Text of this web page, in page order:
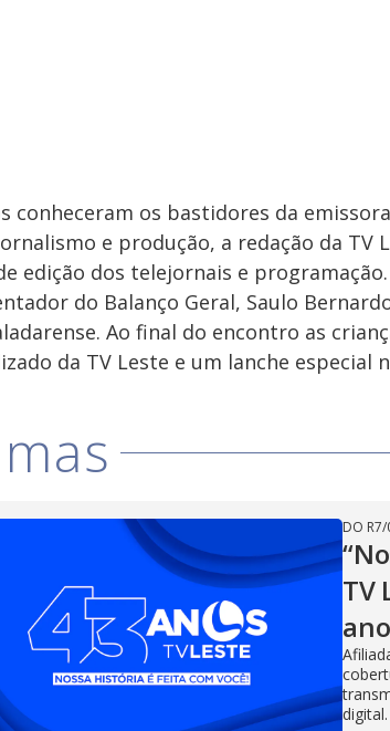
conheceram os bastidores da
e produção, a redação da TV
edição dos telejornais e programação.
do Balanço Geral, Saulo
Ao final do encontro as
da TV Leste e um lanche especial
DO R7/
TV
digital.